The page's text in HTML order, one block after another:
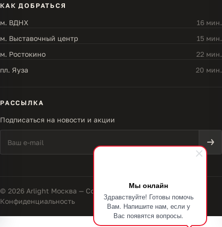
Мы онлайн
Здравствуйте! Готовы помочь
Вам. Напишите нам, если у
Вас появятся вопросы.
КАК ДОБРАТЬСЯ
м. ВДНХ
16 мин.
м. Выставочный центр
15 мин.
м. Ростокино
22 мин.
пл. Яуза
20 мин.
РАССЫЛКА
Подписаться на новости и акции
© 2026 Arlight Москва — Совершенство света
Конфиденциальность